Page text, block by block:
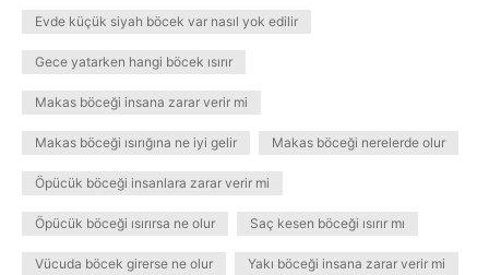
Evde küçük siyah böcek var nasıl yok edilir
Gece yatarken hangi böcek ısırır
Makas böceği insana zarar verir mi
Makas böceği ısırığına ne iyi gelir Makas böceği nerelerde olur
Öpücük böceği insanlara zarar verir mi
Öpücük böceği ısırırsa ne olur Saç kesen böceği ısırır mı
Vücuda böcek girerse ne olur Yakı böceği insana zarar verir mi